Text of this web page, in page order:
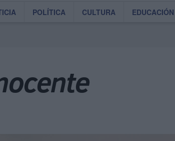
POLÍTICA CULTURA EDUCACIÓN